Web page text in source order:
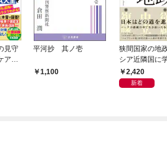
見守
の
の
平河抄 其ノ壱
1,100
狭間国家の地
シア近隣国に
の生き残り戦略
2,420
新着